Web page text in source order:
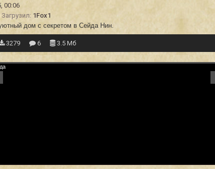
00:06
Загрузил: 1Fox1
дом с секретом в Сейда Нин.
3279 6 3.5 Мб